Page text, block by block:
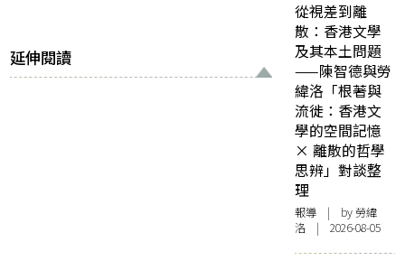
延伸閱讀
從視差到離
散：香港文學
及其本土問題
——陳智德與勞
緯洛「根著與
流徙：香港文
學的空間記憶
× 離散的哲學
思辨」對談整
理
報導 | by 勞緯
洛 | 2026-08-05